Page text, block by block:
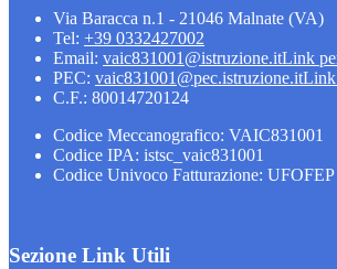
Via Baracca n.1 - 21046 Malnate (VA)
Tel: +39 0332427002
Email: vaic831001@istruzione.itLink
PEC: vaic831001@pec.istruzione.itLink
C.F.: 80014720124
Codice Meccanografico: VAIC831001
Codice IPA: istsc_vaic831001
Codice Univoco Fatturazione: UFOFEP
Sezione Link Utili